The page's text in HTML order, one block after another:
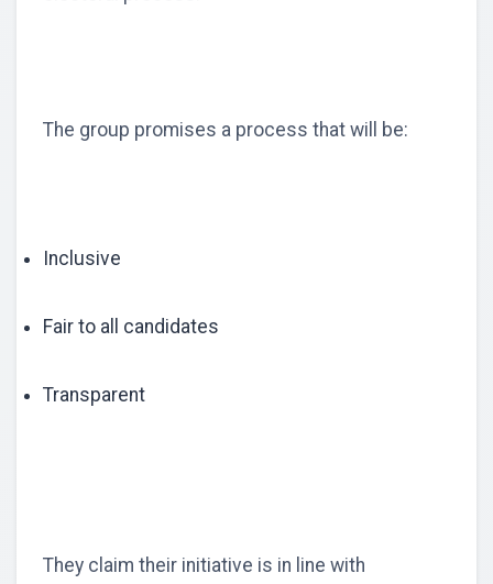
The group promises a process that will be:
Inclusive
Fair to all candidates
Transparent
They claim their initiative is in line with